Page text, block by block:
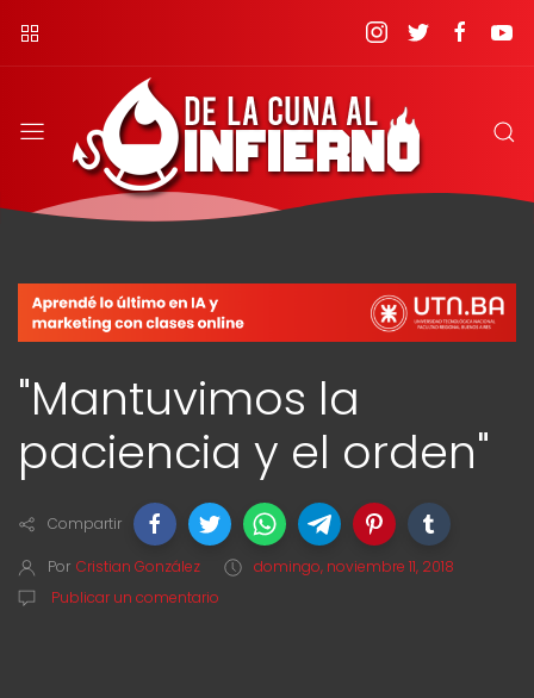
"Mantuvimos la
paciencia y el orden"
Compartir
Por Cristian González
domingo, noviembre 11, 2018
Publicar un comentario